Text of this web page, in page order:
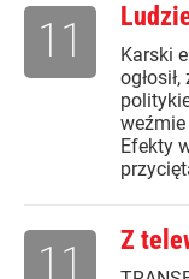
Karski
weźmie
Efekty
11
Z
11